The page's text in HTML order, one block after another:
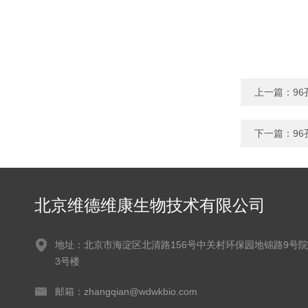
上一篇： 96
下一篇： 96
北京维德维康生物技术有限公司
地址：北京市海淀区北清路156号中关村环保园地锦路9号院
3号楼
邮箱：zhangqian@wdwkbio.com